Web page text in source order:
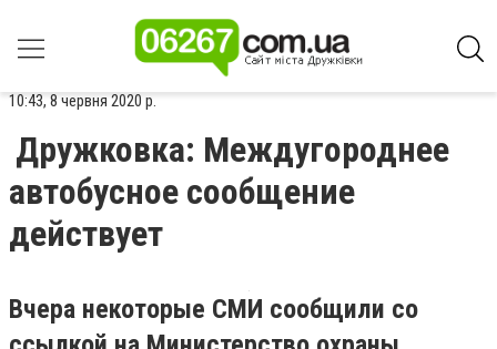
10:43, 8 червня 2020 р.
Дружковка: Междугороднее
автобусное сообщение
действует
Вчера некоторые СМИ сообщили со